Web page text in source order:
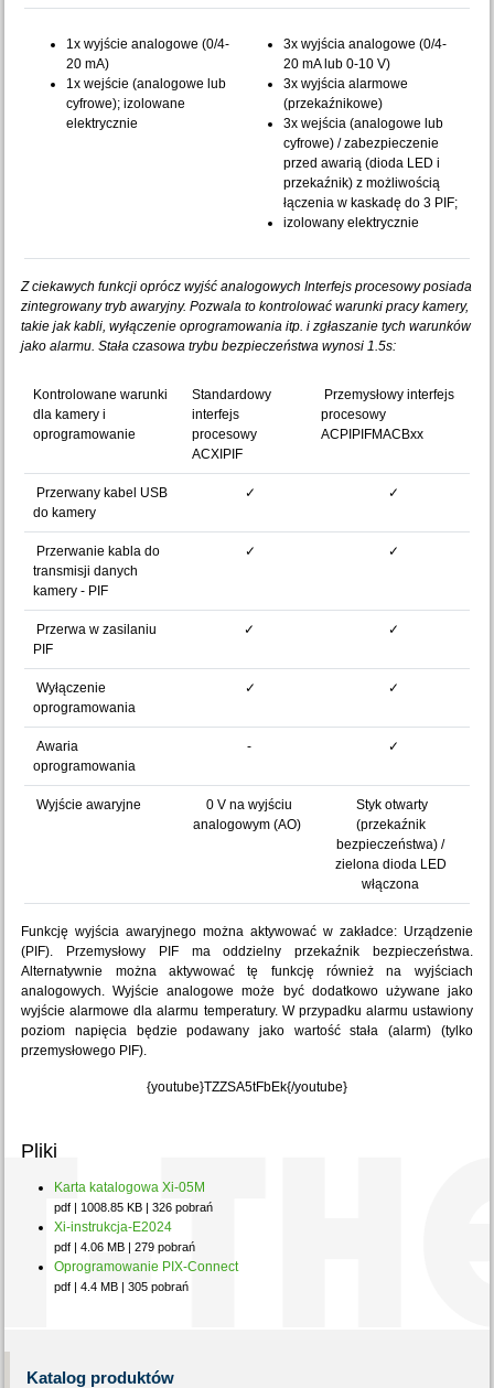
1x wyjście analogowe (0/4-
20 mA)
1x wejście (analogowe lub
cyfrowe); izolowane
elektrycznie
3x wyjścia analogowe (0/4-
20 mA lub 0-10 V)
3x wyjścia alarmowe
(przekaźnikowe)
3x wejścia (analogowe lub
cyfrowe) / zabezpieczenie
przed awarią (dioda LED i
przekaźnik) z możliwością
łączenia w kaskadę do 3 PIF;
izolowany elektrycznie
Z ciekawych funkcji oprócz wyjść analogowych Interfejs procesowy posiada
zintegrowany tryb awaryjny. Pozwala to kontrolować warunki pracy kamery,
takie jak kabli, wyłączenie oprogramowania itp. i zgłaszanie tych warunków
jako alarmu. Stała czasowa trybu bezpieczeństwa wynosi 1.5s:
Kontrolowane warunki
dla kamery i
oprogramowanie
Standardowy
interfejs
procesowy
ACXIPIF
Przemysłowy interfejs
procesowy
ACPIPIFMACBxx
Przerwany kabel USB
do kamery
✓ ✓
Przerwanie kabla do
transmisji danych
kamery - PIF
✓ ✓
Przerwa w zasilaniu
PIF
✓ ✓
Wyłączenie
oprogramowania
✓ ✓
Awaria
oprogramowania
- ✓
Wyjście awaryjne
0 V na wyjściu
analogowym (AO)
Styk otwarty
(przekaźnik
bezpieczeństwa) /
zielona dioda LED
włączona
Funkcję wyjścia awaryjnego można aktywować w zakładce: Urządzenie
(PIF). Przemysłowy PIF ma oddzielny przekaźnik bezpieczeństwa.
Alternatywnie można aktywować tę funkcję również na wyjściach
analogowych. Wyjście analogowe może być dodatkowo używane jako
wyjście alarmowe dla alarmu temperatury. W przypadku alarmu ustawiony
poziom napięcia będzie podawany jako wartość stała (alarm) (tylko
przemysłowego PIF).
{youtube}TZZSA5tFbEk{/youtube}
Pliki
Karta katalogowa Xi-05M
pdf | 1008.85 KB | 326 pobrań
Xi-instrukcja-E2024
pdf | 4.06 MB | 279 pobrań
Oprogramowanie PIX-Connect
pdf | 4.4 MB | 305 pobrań
Katalog produktów